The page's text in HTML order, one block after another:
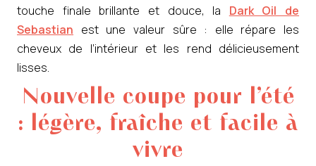
touche finale brillante et douce, la Dark Oil de
Sebastian est une valeur sûre : elle répare les
cheveux de l’intérieur et les rend délicieusement
lisses.
Nouvelle coupe pour l’été
: légère, fraîche et facile à
vivre